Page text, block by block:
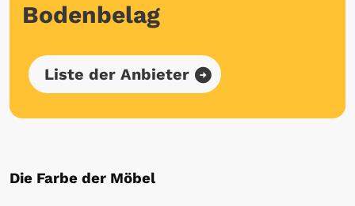
Bodenbelag
Liste der Anbieter
Die Farbe der Möbel